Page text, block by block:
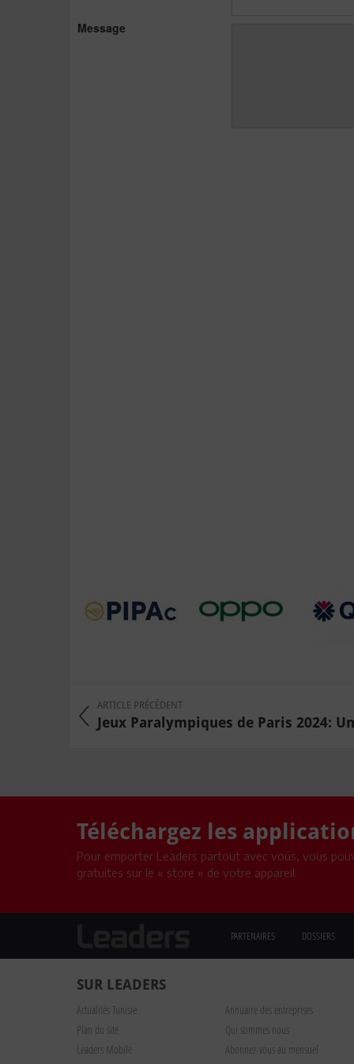
Message
ARTICLE PRÉCÉDENT
Jeux Paralympiques de Paris 2024:
Téléchargez les
Pour emporter Leaders partout avec vous, vous
gratuites sur le « store » de votre appareil.
PARTENAIRES DOSSIERS
SUR LEADERS
Actualités Tunisie Annuaire des entreprises
Plan du site
Qui sommes nous
Leaders Mobile
Abonnez-vous au mensuel